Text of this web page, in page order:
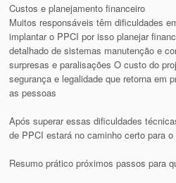
Custos e planejamento financeiro
Muitos responsáveis têm dificuldades
implantar o PPCI por isso planejar
detalhado de sistemas manutenção e
surpresas e paralisações O custo do
segurança e legalidade que retorna em
as pessoas
Após superar essas dificuldades
de PPCI estará no caminho certo para
Resumo prático próximos passos para